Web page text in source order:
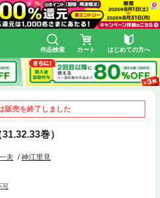
作品検索 カート はじめての方へ
販売を終了しました
巻）
夫 神江里見
可